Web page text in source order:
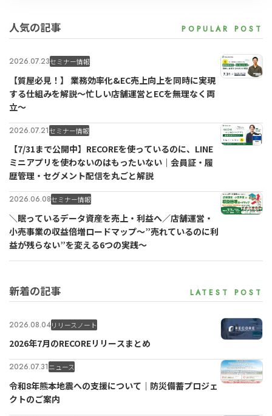
人気の記事
2026.07.23セミナー情報
【質屋必見！】 業務効率化&EC売上向上を同時に実現
する仕組みを解説〜忙しい店舗運営とECを無理なく両
立〜
2026.07.21セミナー情報
【7/31まで公開中】RECOREを使っているのに、LINE
ミニアプリを使わないのはもったいない｜会員証・履
歴管理・セグメント配信を丸ごと解説
2026.06.08セミナー情報
＼眠っているデータ資産を売上・利益へ／店舗運営・
小売事業の収益倍増ロードマップ～”売れているのに利
益が残らない”を変える6つの実践～
新着の記事
2026.08.04リリースノート
2026年7月のRECOREリリースまとめ
2026.07.31ニュース
令和8年熊本地震への支援について｜防災備蓄プロジェ
クトのご案内